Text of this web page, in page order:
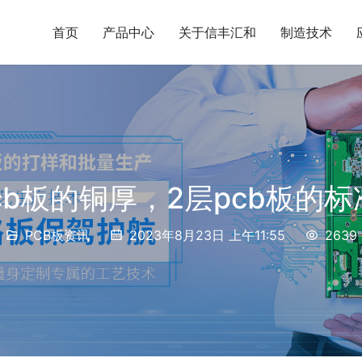
首页 产品中心 关于信丰汇和 制造技术
板的铜厚，2层pcb板的标
PCB板资讯 2023年8月23日 上午11:55 2639